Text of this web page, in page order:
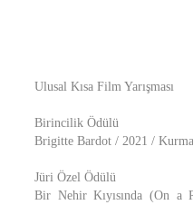
Ulusal Kısa Film Yarışması
Birincilik Ödülü
Brigitte Bardot / 2021 /
Jüri Özel Ödülü
Bir Nehir Kıyısında (On